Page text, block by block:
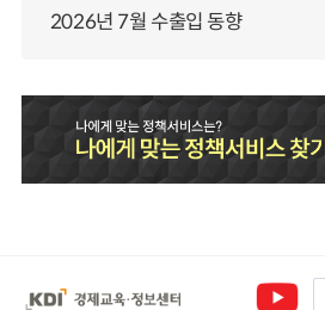
2026년 7월 수출입 동향